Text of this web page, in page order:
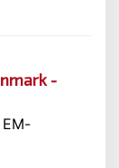
-